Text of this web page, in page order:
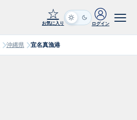
☆
お気に入り ログイン
沖縄県 宜名真漁港